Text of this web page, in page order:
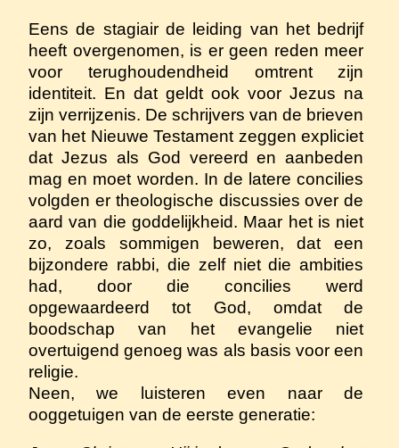
Eens de stagiair de leiding van het bedrijf
heeft overgenomen, is er geen reden meer
voor terughoudendheid omtrent zijn
identiteit. En dat geldt ook voor Jezus na
zijn verrijzenis. De schrijvers van de brieven
van het Nieuwe Testament zeggen expliciet
dat Jezus als God vereerd en aanbeden
mag en moet worden. In de latere concilies
volgden er theologische discussies over de
aard van die goddelijkheid. Maar het is niet
zo, zoals sommigen beweren, dat een
bijzondere rabbi, die zelf niet die ambities
had, door die concilies werd
opgewaardeerd tot God, omdat de
boodschap van het evangelie niet
overtuigend genoeg was als basis voor een
religie.
Neen, we luisteren even naar de
ooggetuigen van de eerste generatie: